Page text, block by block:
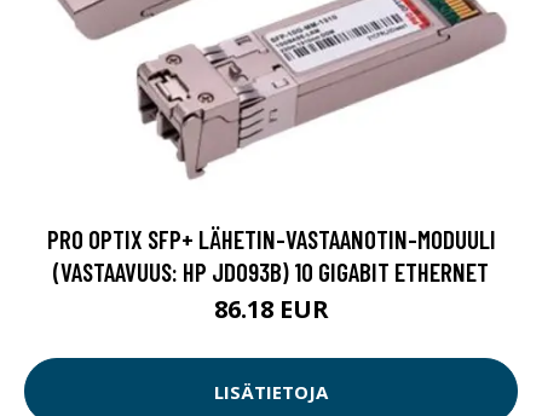
PRO OPTIX SFP+ LÄHETIN-VASTAANOTIN-MODUULI
(VASTAAVUUS: HP JD093B) 10 GIGABIT ETHERNET
86.18 EUR
LISÄTIETOJA